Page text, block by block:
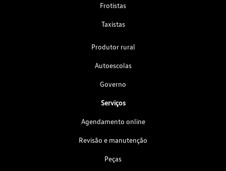
Frotistas
Taxistas
Produtor rural
Autoescolas
Governo
Serviços
Agendamento online
Revisão e manutenção
Peças